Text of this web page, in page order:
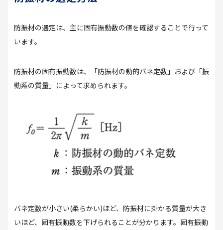
防振材の選定は、主に固有振動数の値を確認することで行って
います。
防振材の固有振動数は、「防振材の動的バネ定数」および「振
動系の質量」によって求められます。
バネ定数が小さい(柔らかい)ほど、防振材に掛かる質量が大き
いほど、固有振動数を下げられることが分かります。固有振動